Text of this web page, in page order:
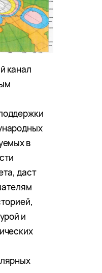
канал
в
даст
и